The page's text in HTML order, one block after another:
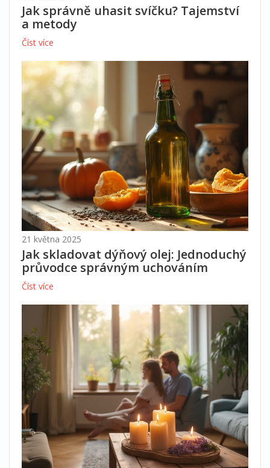
Jak správně uhasit svíčku? Tajemství
a metody
Číst více
21 května 2025
Jak skladovat dýňový olej: Jednoduchý
průvodce správným uchováním
Číst více